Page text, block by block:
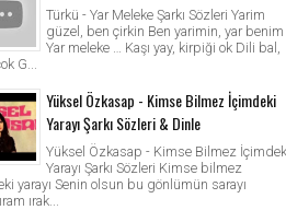
Türkü - Yar Meleke Şarkı Sözleri Yarim
güzel, ben çirkin Ben yarimin, yar benim
Yar meleke … Kaşı yay, kirpiği ok Dili bal,
G...
Yüksel Özkasap - Kimse Bilmez İçimdeki
Yarayı Şarkı Sözleri & Dinle
Yüksel Özkasap - Kimse Bilmez
Yarayı Şarkı Sözleri Kimse bilmez
yarayı Senin olsun bu gönlümün sarayı
ırak...